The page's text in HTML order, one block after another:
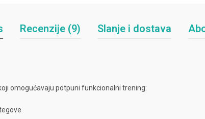
Recenzije (9) Slanje i dostava
omogućavaju potpuni funkcionalni trening: